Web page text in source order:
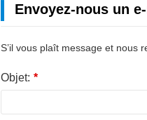
Envoyez-nous un
S’il vous plaît message et nous
Objet: *